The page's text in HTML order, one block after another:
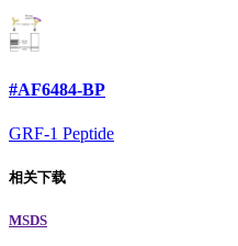
#AF6484-BP
GRF-1 Peptide
相关下载
MSDS